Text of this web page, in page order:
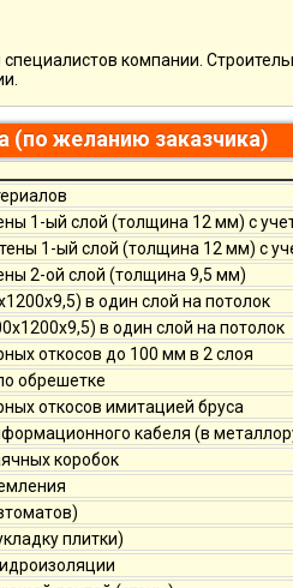
компании.
(по желанию заказчика)
1-ый слой (толщина 12 мм) с
1-ый слой (толщина 12 мм) с
2-ой слой (толщина 9,5 мм)
в один слой на потолок
в один слой на потолок
откосов до 100 мм в 2 слоя
обрешетке
откосов имитацией бруса
кабеля (в
коробок
плитки)